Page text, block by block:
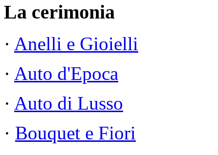
La cerimonia
· Anelli e Gioielli
· Auto d'Epoca
· Auto di Lusso
· Bouquet e Fiori